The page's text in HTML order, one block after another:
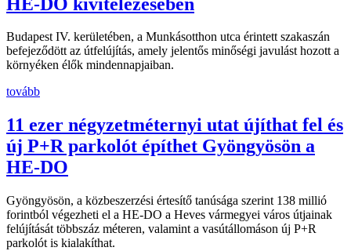
Budapest IV. kerületében, a Munkásotthon utca érintett szakaszán
befejeződött az útfelújítás, amely jelentős minőségi javulást hozott a
környéken élők mindennapjaiban.
tovább
11 ezer négyzetméternyi utat újíthat fel és
új P+R parkolót építhet Gyöngyösön a
HE-DO
Gyöngyösön, a közbeszerzési értesítő tanúsága szerint 138 millió
forintból végezheti el a HE-DO a Heves vármegyei város útjainak
felújítását többszáz méteren, valamint a vasútállomáson új P+R
parkolót is kialakíthat.